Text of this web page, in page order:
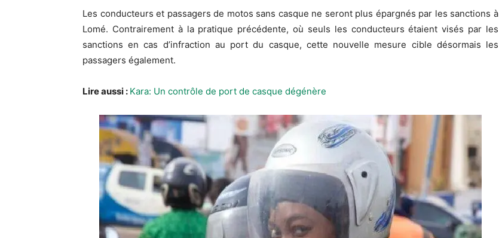
Les conducteurs et passagers de motos sans casque ne seront plus épargnés par les sanctions à
Lomé. Contrairement à la pratique précédente, où seuls les conducteurs étaient visés par les
sanctions en cas d’infraction au port du casque, cette nouvelle mesure cible désormais les
passagers également.
Lire aussi : Kara: Un contrôle de port de casque dégénère